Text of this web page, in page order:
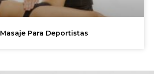
Masaje Para Deportistas